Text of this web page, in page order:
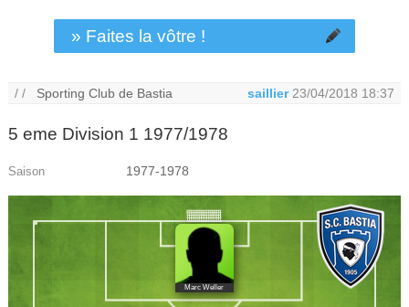
» Faites la vôtre !
/ / Sporting Club de Bastia saillier 23/04/2018 18:37
5 eme Division 1 1977/1978
Saison 1977-1978
Marc Weller